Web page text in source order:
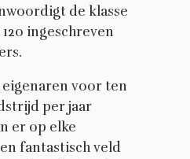
de klasse
ingeschreven
eigenaren voor ten
per jaar
er op elke
fantastisch veld